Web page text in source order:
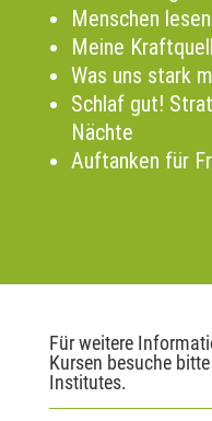
Menschen lesen
Meine
Was uns stark
Schlaf gut!
Nächte
Auftanken für
Für weitere
Kursen besuche
Institutes.